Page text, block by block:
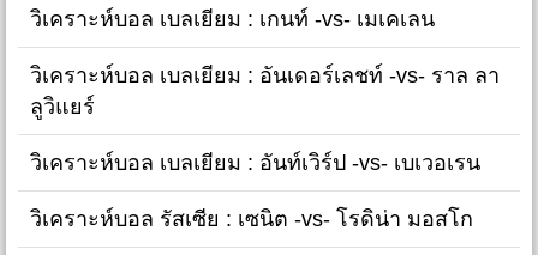
วิเคราะห์บอล เบลเยียม : เกนท์ -vs- เมเคเลน
วิเคราะห์บอล เบลเยียม : อันเดอร์เลชท์ -vs- ราล ลา
ลูวิแยร์
วิเคราะห์บอล เบลเยียม : อันท์เวิร์ป -vs- เบเวอเรน
วิเคราะห์บอล รัสเซีย : เซนิต -vs- โรดิน่า มอสโก